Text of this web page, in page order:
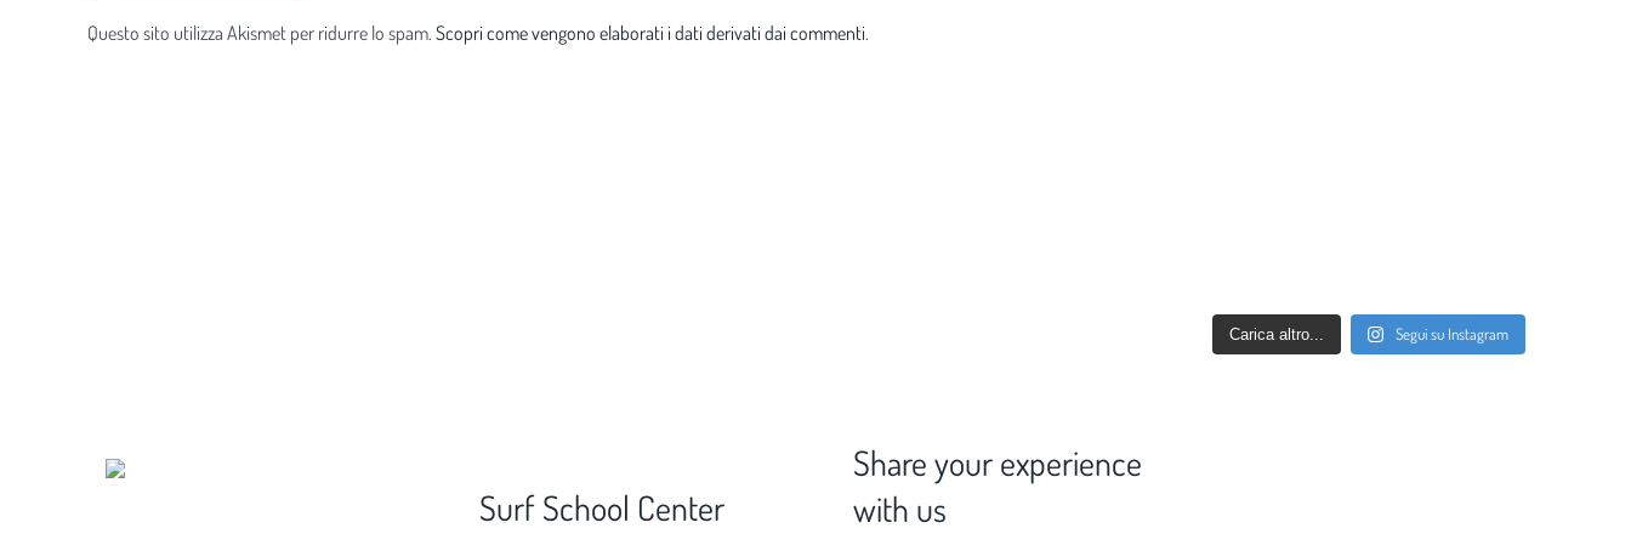
Questo sito utilizza Akismet per ridurre lo spam. Scopri come vengono elaborati i dati derivati dai commenti.
Carica altro... Segui su Instagram
Surf School Center
Share your experience
with us